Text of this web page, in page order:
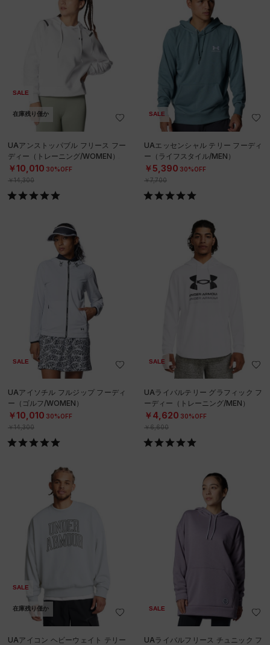
SALE
在庫残り僅か
UAアンストッパブル フリース フー
ディー（トレーニング/WOMEN）
￥10,010 30%OFF
￥14,300
SALE
UAエッセンシャル テリー フーディ
ー（ライフスタイル/MEN）
￥5,390 30%OFF
￥7,700
SALE
UAアイソチル フルジップ フーディ
ー（ゴルフ/WOMEN）
￥10,010 30%OFF
￥14,300
SALE
UAライバルテリー グラフィック フ
ーディー（トレーニング/MEN）
￥4,620 30%OFF
￥6,600
SALE
在庫残り僅か
UAアイコン ヘビーウェイト テリー
SALE
UAライバルフリース チュニック フ